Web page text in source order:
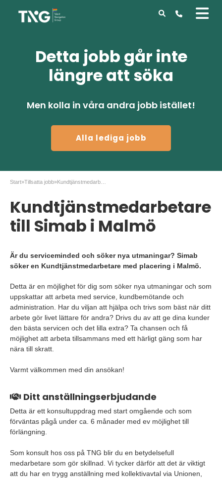
Detta jobb går inte
längre att söka
Men kolla in våra andra jobb istället!
Alla lediga jobb
Start»Tillsatta jobb»
Kundtjänstmedarbetare
till Simab i Malmö
Är du serviceminded och söker nya utmaningar? Simab
söker en Kundtjänstmedarbetare med placering i Malmö.
Detta är en möjlighet för dig som söker nya utmaningar och som
uppskattar att arbeta med service, kundbemötande och
administration. Har du viljan att hjälpa och trivs som bäst när ditt
arbete gör livet lättare för andra? Drivs du av att ge dina kunder
den bästa servicen och det lilla extra? Ta chansen och få
möjlighet att arbeta tillsammans med ett härligt gäng som har
nära till skratt.
Varmt välkommen med din ansökan!
Ditt anställningserbjudande
Detta är ett konsultuppdrag med start omgående och som
förväntas pågå under ca. 6 månader med ev möjlighet till
förlängning.
Som konsult hos oss på TNG blir du en betydelsefull
medarbetare som gör skillnad. Vi tycker därför att det är viktigt
att du har en trygg anställning med kollektivavtal via Unionen,